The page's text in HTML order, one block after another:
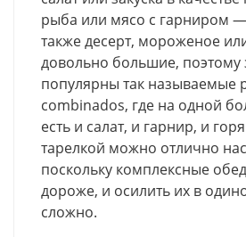
рыба или мясо с гарниром
также десерт, мороженое
довольно большие, поэтому
популярны так называемые
combinados, где на одной
есть и салат, и гарнир, и
тарелкой можно отлично
поскольку комплексные
дороже, и осилить их в
сложно.